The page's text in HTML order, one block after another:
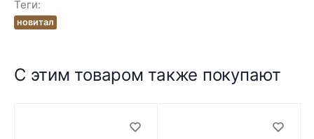
Теги:
новитал
С этим товаром также покупают